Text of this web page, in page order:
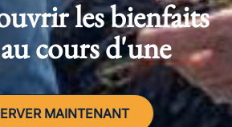
les bienfaits
cours d'une
MAINTENANT